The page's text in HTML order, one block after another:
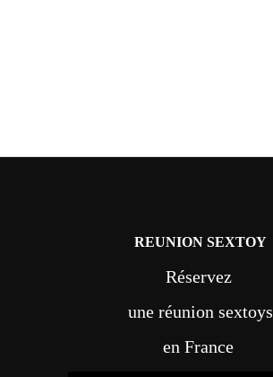
REUNION SEXTOY
Réservez
une réunion sextoys
en France